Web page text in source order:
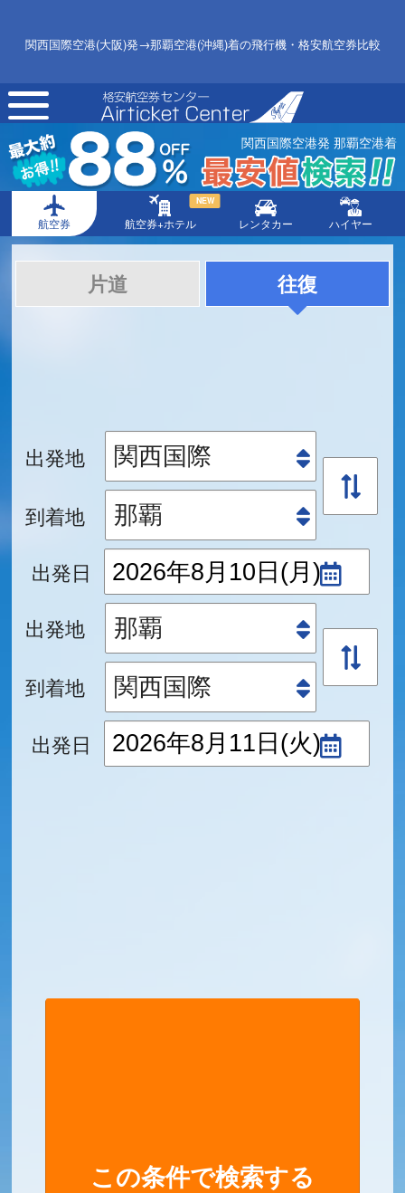
関西国際空港(大阪)発→那覇空港(沖縄)着の飛行機・格安航空券比較
toggle
navigation
関西国際空港発 那覇空港着
航空券 航空券+ホテル
NEW
レンタカー ハイヤー
片道 往復
出発地
到着地
出発日
出発地
到着地
出発日